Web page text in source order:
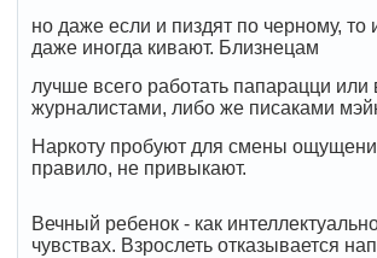
но даже если и пиздят по черному, то
даже иногда кивают. Близнецам
лучше всего работать папарацци
журналистами, либо же писаками
Наркоту пробуют для смены
правило, не привыкают.
Вечный ребенок - как
чувствах. Взрослеть отказывается